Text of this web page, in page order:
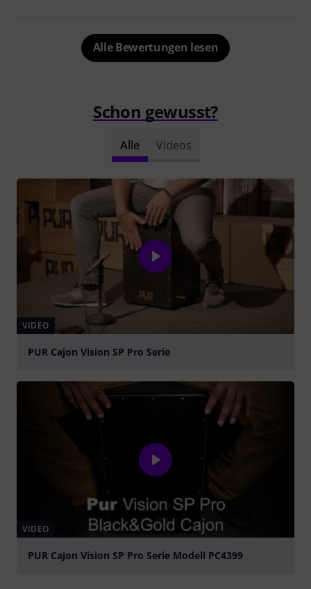
Alle Bewertungen lesen
Schon gewusst?
Alle Videos
VIDEO
PUR Cajon Vision SP Pro Serie
VIDEO
PUR Cajon Vision SP Pro Serie Modell PC4399